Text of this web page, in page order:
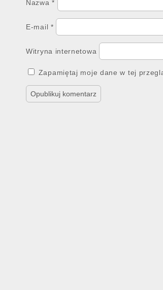
Nazwa*
E-mail *
Witryna internetowa
Zapamiętaj moje dane w tej